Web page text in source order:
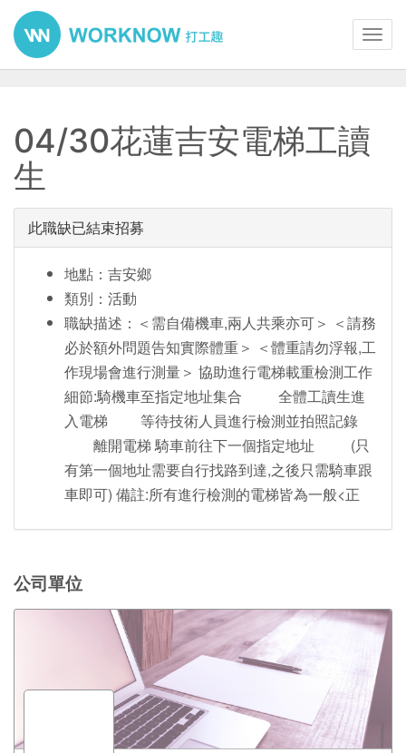
04/30花蓮吉安電梯工讀
生
此職缺已結束招募
地點：吉安鄉
類別：活動
職缺描述：＜需自備機車,兩人共乘亦可＞ ＜請務
必於額外問題告知實際體重＞ ＜體重請勿浮報,工
作現場會進行測量＞ 協助進行電梯載重檢測工作
細節:騎機車至指定地址集合 全體工讀生進
入電梯 等待技術人員進行檢測並拍照記錄
離開電梯 騎車前往下一個指定地址 (只
有第一個地址需要自行找路到達,之後只需騎車跟
車即可) 備註:所有進行檢測的電梯皆為一般<正
公司單位